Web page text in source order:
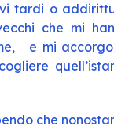
tardi o
che mi
e mi
che